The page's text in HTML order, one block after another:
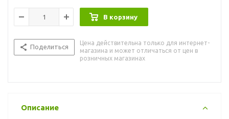
В корзину
Поделиться
Цена действительна только для интернет-
магазина и может отличаться от цен в
розничных магазинах
Описание